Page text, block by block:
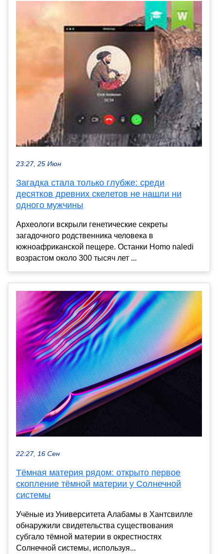
23:27, 25 Июн
Загадка стала только глубже: среди
десятков древних скелетов не нашли ни
одного мужчины
Археологи вскрыли генетические секреты
загадочного родственника человека в
южноафриканской пещере. Останки Homo naledi
возрастом около 300 тысяч лет ...
22:27, 16 Сен
Тёмная материя рядом: открыто первое
скопление тёмной материи у Солнечной
системы
Учёные из Университета Алабамы в Хантсвилле
обнаружили свидетельства существования
субгало тёмной материи в окрестностях
Солнечной системы, используя...